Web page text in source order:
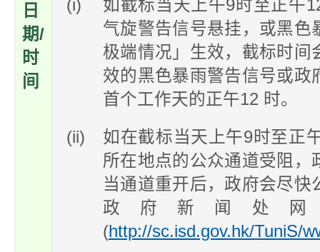
日
期/
时
间
(i)
如截标当天上午9时至正午
气旋警告信号悬挂，或黑色
极端情况」生效，截标时间
效的黑色暴雨警告信号或政
首个工作天的正午12 时。
(ii)
如在截标当天上午9时至正
所在地点的公众通道受阻，
当通道重开后，政府会尽
政府新闻处
(http://sc.isd.gov.hk/TuniS/